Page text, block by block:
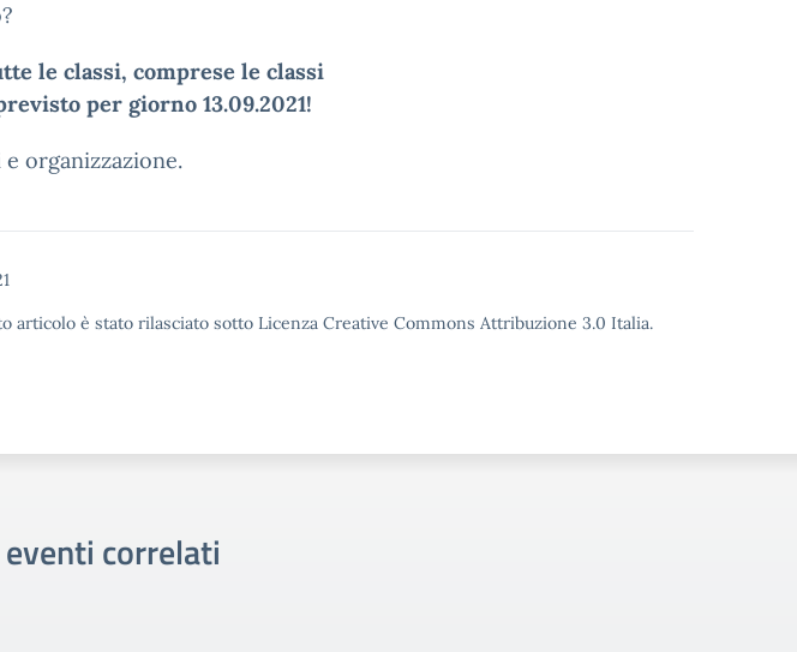
le classi, comprese le classi
per giorno 13.09.2021!
organizzazione.
articolo è stato rilasciato sotto Licenza Creative Commons Attribuzione 3.0 Italia.
correlati